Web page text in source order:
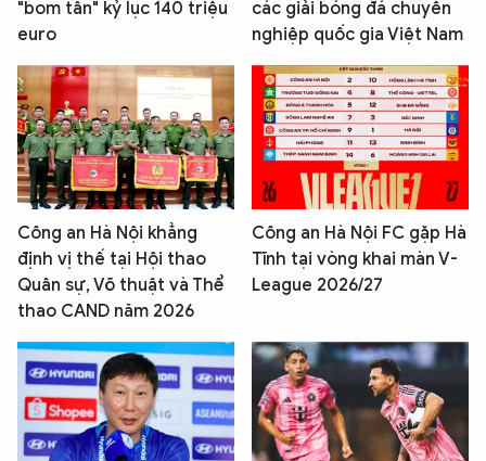
"bom tấn" kỷ lục 140 triệu
euro
các giải bóng đá chuyên
nghiệp quốc gia Việt Nam
Công an Hà Nội khẳng
định vị thế tại Hội thao
Quân sự, Võ thuật và Thể
thao CAND năm 2026
Công an Hà Nội FC gặp Hà
Tĩnh tại vòng khai màn V-
League 2026/27